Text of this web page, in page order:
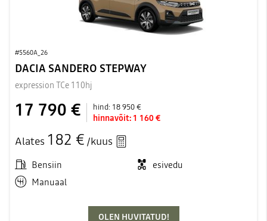
#5560A_26
DACIA SANDERO STEPWAY
expression TCe 110hj
17 790 € hind: 18 950 €
hinnavõit: 1 160 €
Alates 182 € /kuus
Bensiin
esivedu
Manuaal
OLEN HUVITATUD!